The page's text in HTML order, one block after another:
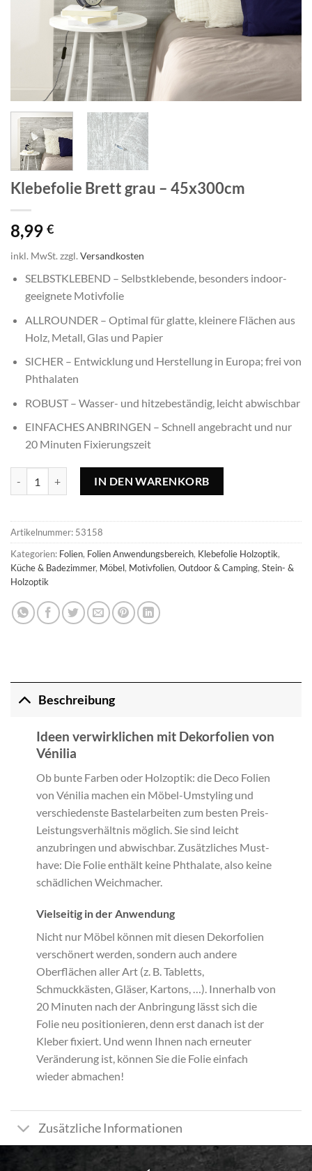
Klebefolie Brett grau – 45x300cm
8,99 €
inkl. MwSt. zzgl. Versandkosten
SELBSTKLEBEND – Selbstklebende, besonders indoor-
geeignete Motivfolie
ALLROUNDER – Optimal für glatte, kleinere Flächen aus
Holz, Metall, Glas und Papier
SICHER – Entwicklung und Herstellung in Europa; frei von
Phthalaten
ROBUST – Wasser- und hitzebeständig, leicht abwischbar
EINFACHES ANBRINGEN – Schnell angebracht und nur
20 Minuten Fixierungszeit
IN DEN WARENKORB
Artikelnummer: 53158
Kategorien: Folien, Folien Anwendungsbereich, Klebefolie Holzoptik,
Küche & Badezimmer, Möbel, Motivfolien, Outdoor & Camping, Stein- &
Holzoptik
Beschreibung
Ideen verwirklichen mit Dekorfolien von
Vénilia
Ob bunte Farben oder Holzoptik: die Deco Folien
von Vénilia machen ein Möbel-Umstyling und
verschiedenste Bastelarbeiten zum besten Preis-
Leistungsverhältnis möglich. Sie sind leicht
anzubringen und abwischbar. Zusätzliches Must-
have: Die Folie enthält keine Phthalate, also keine
schädlichen Weichmacher.
Vielseitig in der Anwendung
Nicht nur Möbel können mit diesen Dekorfolien
verschönert werden, sondern auch andere
Oberflächen aller Art (z. B. Tabletts,
Schmuckkästen, Gläser, Kartons, …). Innerhalb von
20 Minuten nach der Anbringung lässt sich die
Folie neu positionieren, denn erst danach ist der
Kleber fixiert. Und wenn Ihnen nach erneuter
Veränderung ist, können Sie die Folie einfach
wieder abmachen!
Zusätzliche Informationen